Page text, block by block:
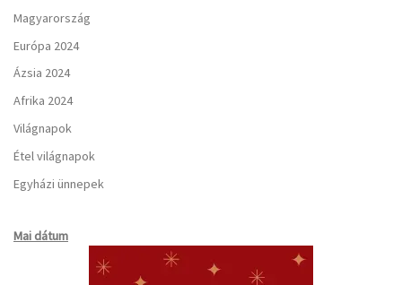
Magyarország
Európa 2024
Ázsia 2024
Afrika 2024
Világnapok
Étel világnapok
Egyházi ünnepek
Mai dátum